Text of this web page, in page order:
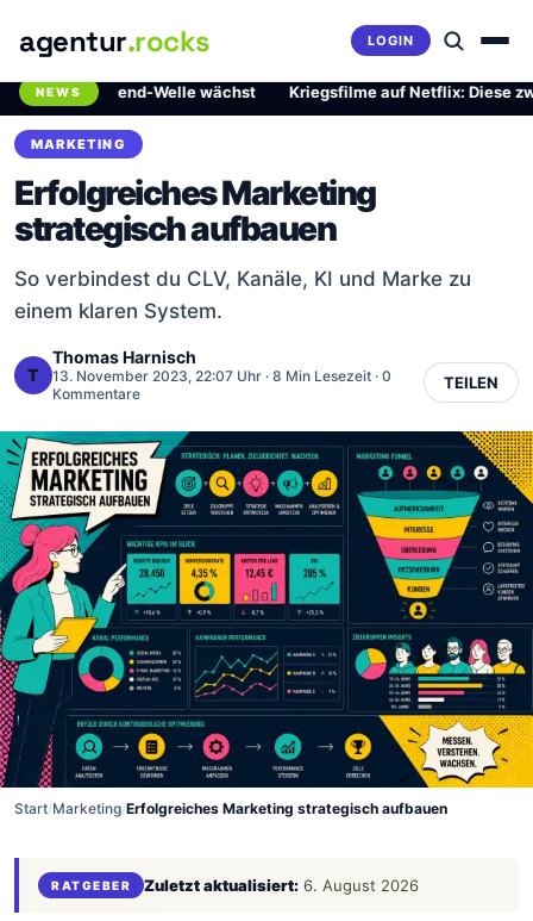
agentur.rocks LOGIN
NEWS
Breaking News Ticker
Trend-Welle wächst· Kriegsfilme auf Netflix: Diese zwei
MARKETING
Erfolgreiches Marketing
strategisch aufbauen
So verbindest du CLV, Kanäle, KI und Marke zu
einem klaren System.
T
Thomas Harnisch
13. November 2023, 22:07 Uhr · 8 Min Lesezeit · 0
Kommentare
TEILEN
Start/Marketing/Erfolgreiches Marketing strategisch aufbauen
RATGEBER Zuletzt aktualisiert: 6. August 2026